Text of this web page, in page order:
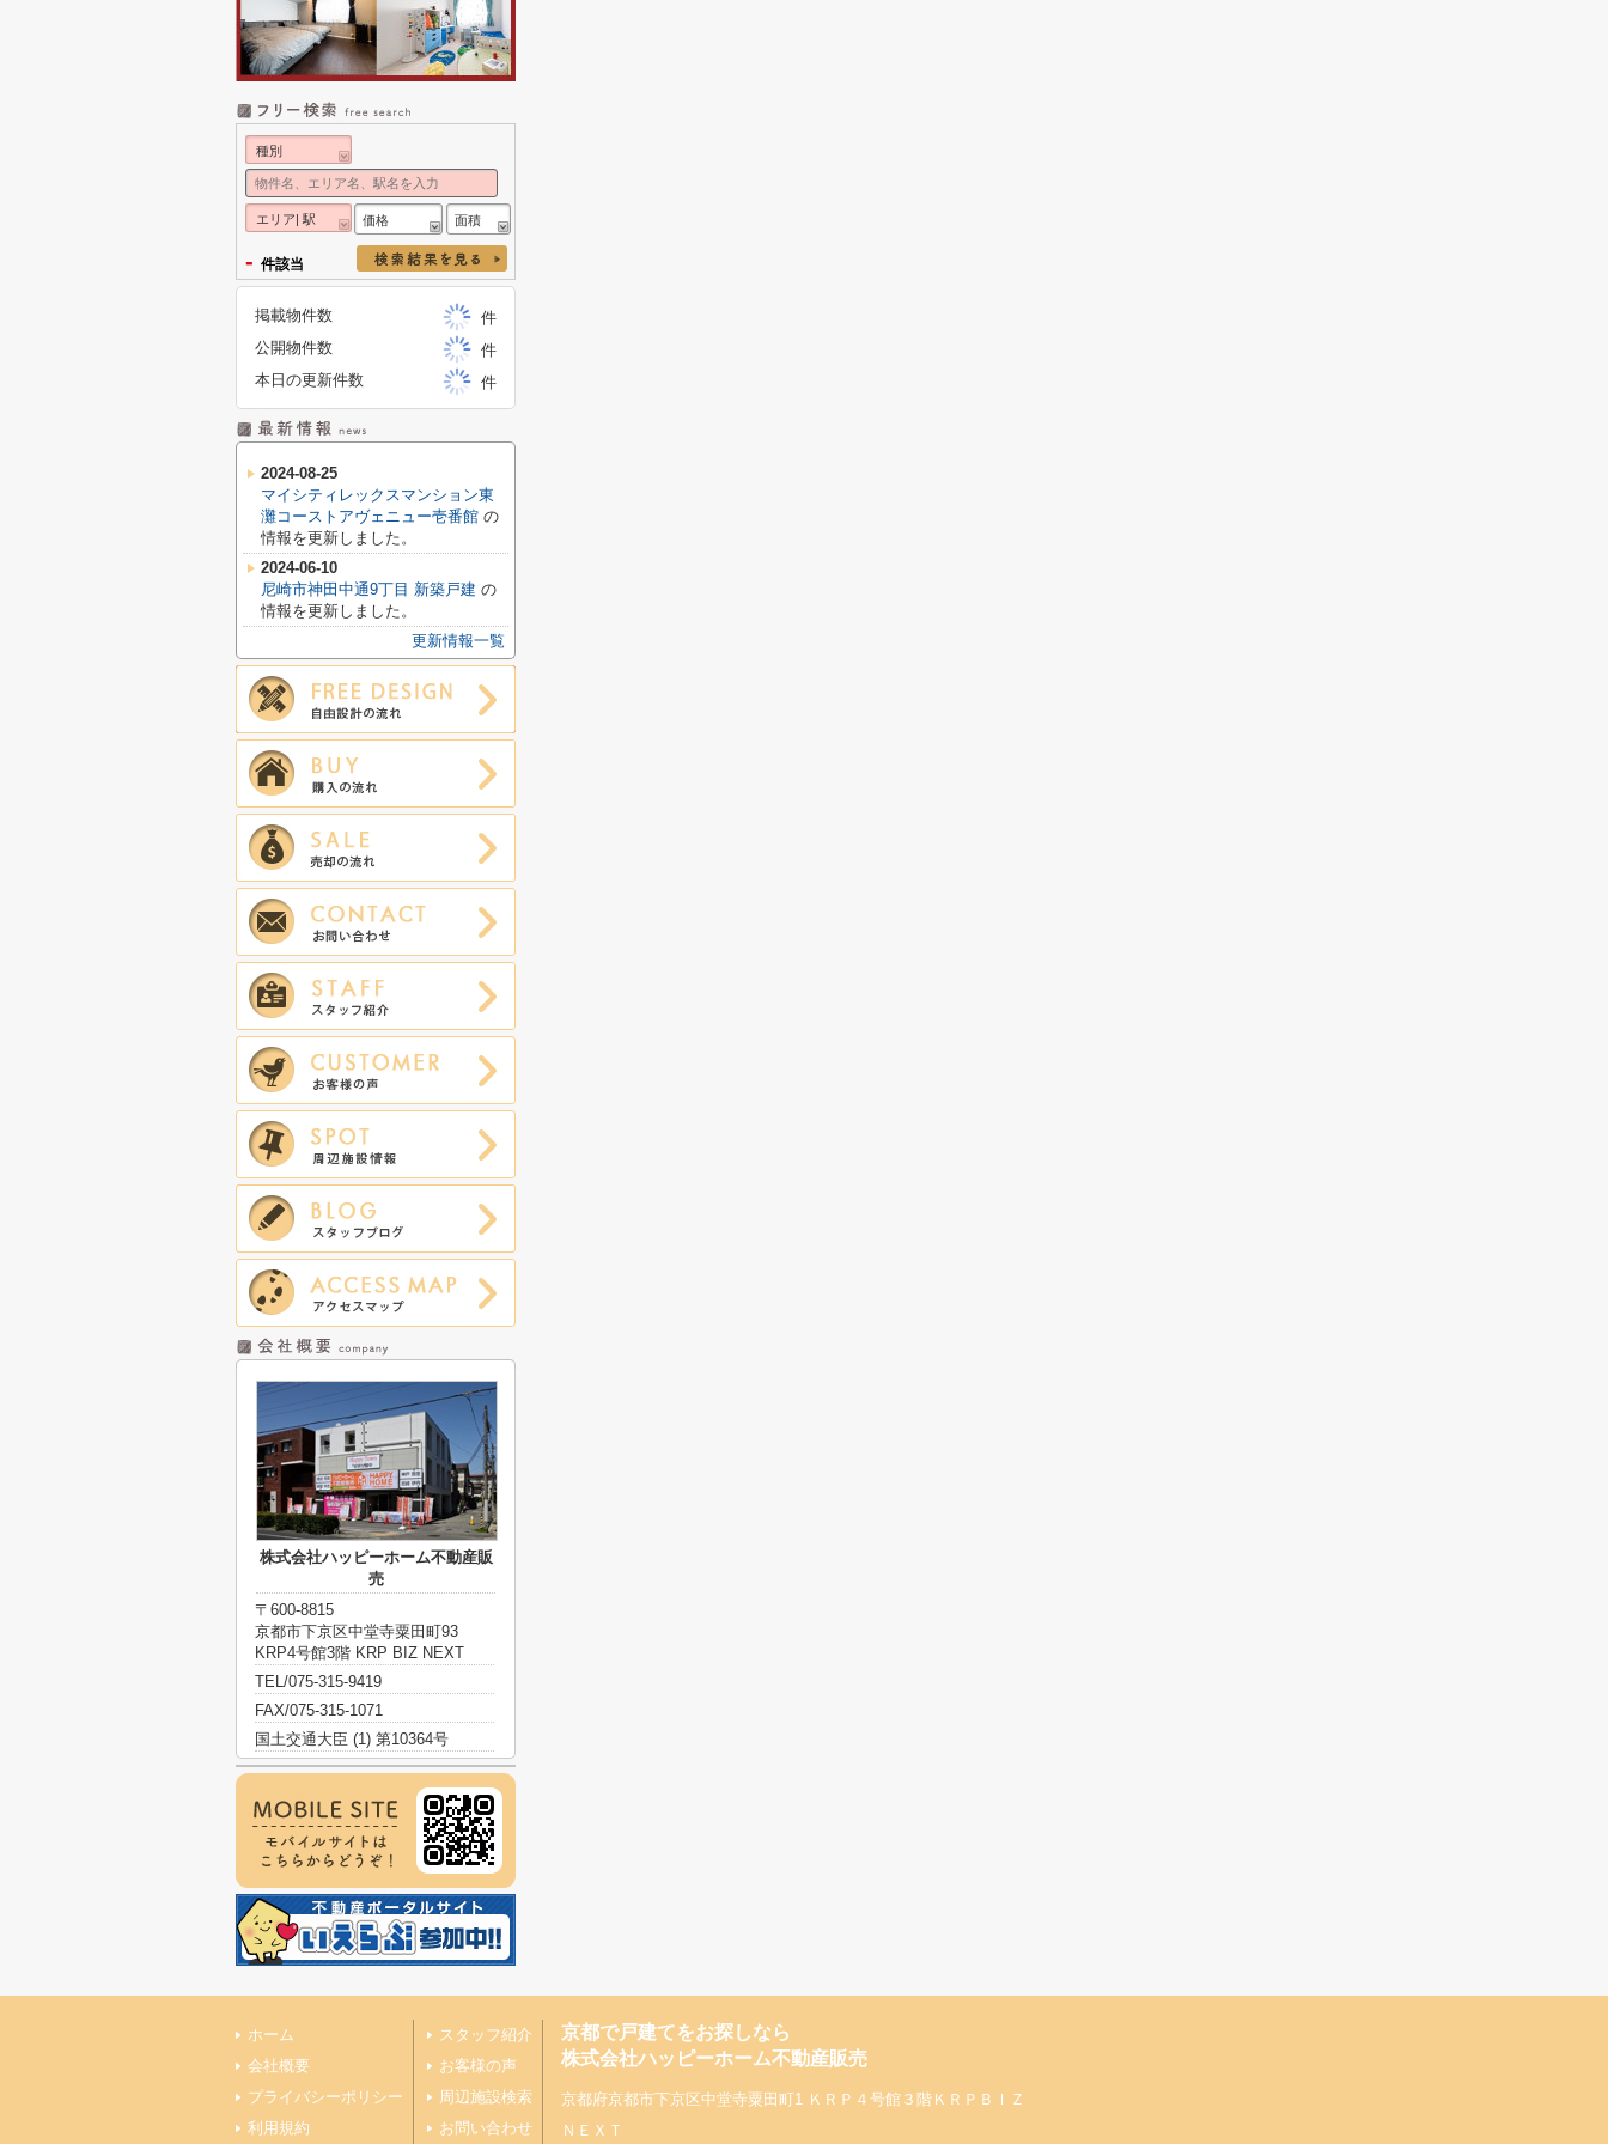
種別
エリア| 駅 価格 面積
- 件該当
掲載物件数
件
公開物件数
件
本日の更新件数
件
2024-08-25
マイシティレックスマンション東
灘コーストアヴェニュー壱番館 の
情報を更新しました。
2024-06-10
尼崎市神田中通9丁目 新築戸建 の
情報を更新しました。
更新情報一覧
株式会社ハッピーホーム不動産販
売
〒600-8815
京都市下京区中堂寺粟田町93
KRP4号館3階 KRP BIZ NEXT
TEL/075-315-9419
FAX/075-315-1071
国土交通大臣 (1) 第10364号
ホーム
会社概要
プライバシーポリシー
利用規約
スタッフ紹介
お客様の声
周辺施設検索
お問い合わせ
京都で戸建てをお探しなら
株式会社ハッピーホーム不動産販売
京都府京都市下京区中堂寺粟田町1 ＫＲＰ４号館３階ＫＲＰＢＩＺ
ＮＥＸＴ